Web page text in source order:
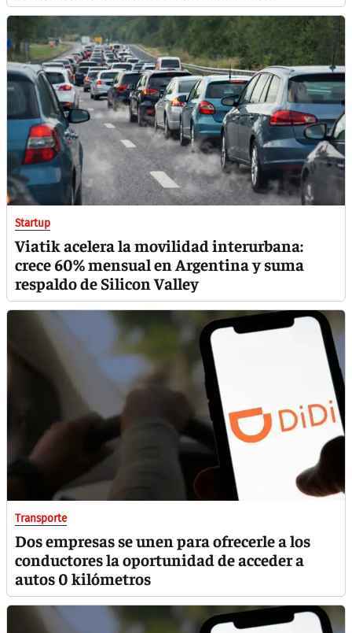
Startup
Viatik acelera la movilidad interurbana:
crece 60% mensual en Argentina y suma
respaldo de Silicon Valley
Transporte
Dos empresas se unen para ofrecerle a los
conductores la oportunidad de acceder a
autos 0 kilómetros